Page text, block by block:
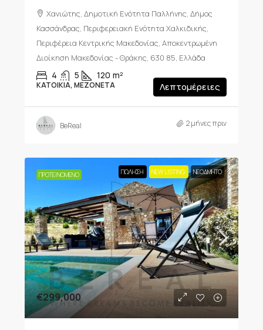
Χανιώτης, Δημοτική Ενότητα Παλλήνης, Δήμος
Κασσάνδρας, Περιφερειακή Ενότητα Χαλκιδικής,
Περιφέρεια Κεντρικής Μακεδονίας, Αποκεντρωμένη
Διοίκηση Μακεδονίας - Θράκης, 630 85, Ελλάδα
4 5 120 m²
ΚΑΤΟΙΚΊΑ, ΜΕΖΟΝΈΤΑ Λεπτομέρειες
BeReal 2 μήνες πριν
ΠΡΟΤΕΙΝΌΜΕΝΟ ΠΏΛΗΣΗ NEW LISTING ΝΕΟΔΜΗΤΟ
€299,000